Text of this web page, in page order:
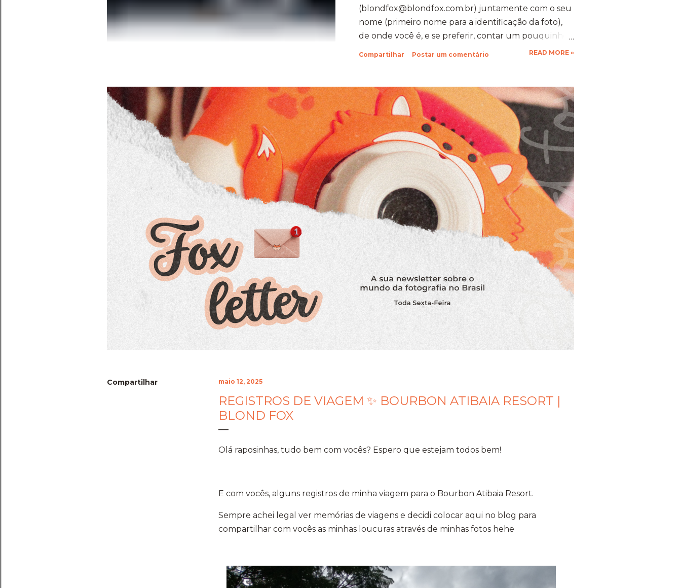
(blondfox@blondfox.com.br) juntamente com o seu
nome (primeiro nome para a identificação da foto),
de onde você é, e se preferir, contar um pouquinho
sobre suas fotinhos. Fique a vontade! Ficarei muito
Compartilhar Postar um comentário READ MORE »
Compartilhar maio 12, 2025
REGISTROS DE VIAGEM ✨ BOURBON ATIBAIA RESORT |
BLOND FOX
Olá raposinhas, tudo bem com vocês? Espero que estejam todos bem!
E com vocês, alguns registros de minha viagem para o Bourbon Atibaia Resort.
Sempre achei legal ver memórias de viagens e decidi colocar aqui no blog para
compartilhar com vocês as minhas loucuras através de minhas fotos hehe